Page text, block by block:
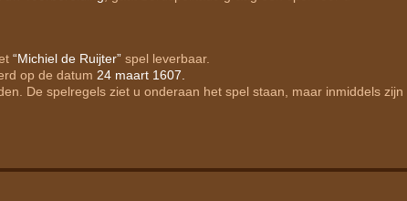
“Michiel de Ruijter” spel leverbaar.
op de datum 24 maart 1607.
De spelregels ziet u onderaan het spel staan, maar inmiddels zijn